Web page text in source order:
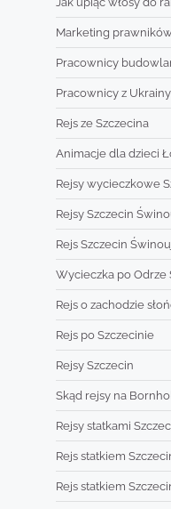
Marketing
Pracownicy
Pracownicy z Ukrainy
Rejs ze Szczecina
Animacje dla dzieci
Rejsy wycieczkowe
Rejsy Szczecin
Rejs Szczecin
Wycieczka po Odrze
Rejs o zachodzie
Rejs po Szczecinie
Rejsy Szczecin
Skąd rejsy na
Rejsy statkami
Rejs statkiem
Rejs statkiem